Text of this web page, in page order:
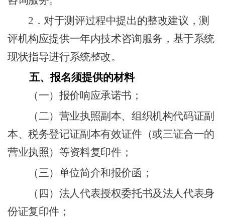
2．对于测评过程中提出的整改建议，测
评机构应提供一年内技术咨询服务，基于系统
现状指导进行系统整改。
五、报名须提供的材料
（一） 报价响应承诺书；
（二） 营业执照副本、组织机构代码证副
本、税务登记证副本有效证件（或三证合一的
营业执照）等资料复印件；
（三） 单位简介和报价函；
（四） 法人代表授权委托书及法人代表身
份证复印件；